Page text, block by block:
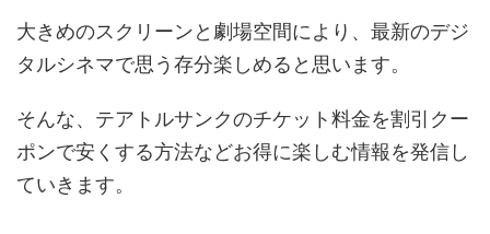
大きめのスクリーンと劇場空間により、最新のデジ
タルシネマで思う存分楽しめると思います。
そんな、テアトルサンクのチケット料金を割引クー
ポンで安くする方法などお得に楽しむ情報を発信し
ていきます。